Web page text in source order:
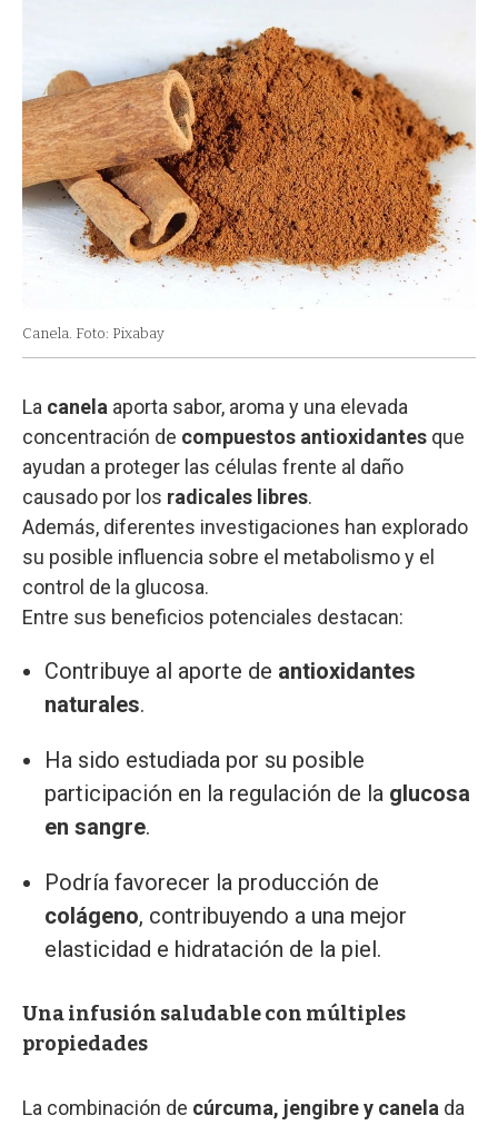
Canela. Foto: Pixabay
La canela aporta sabor, aroma y una elevada
concentración de compuestos antioxidantes que
ayudan a proteger las células frente al daño
causado por los radicales libres.
Además, diferentes investigaciones han explorado
su posible influencia sobre el metabolismo y el
control de la glucosa.
Entre sus beneficios potenciales destacan:
Contribuye al aporte de antioxidantes
naturales.
Ha sido estudiada por su posible
participación en la regulación de la glucosa
en sangre.
Podría favorecer la producción de
colágeno, contribuyendo a una mejor
elasticidad e hidratación de la piel.
Una infusión saludable con múltiples
propiedades
La combinación de cúrcuma, jengibre y canela da